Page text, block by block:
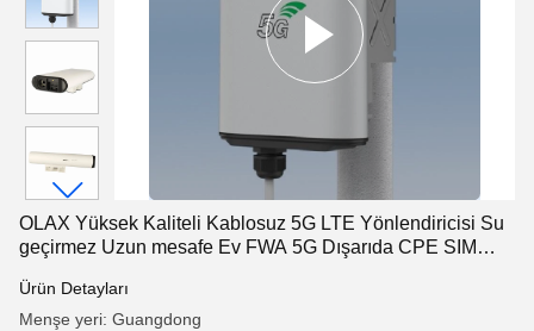
OLAX Yüksek Kaliteli Kablosuz 5G LTE Yönlendiricisi Su
geçirmez Uzun mesafe Ev FWA 5G Dışarıda CPE SIM
Ürün Detayları
Menşe yeri: Guangdong